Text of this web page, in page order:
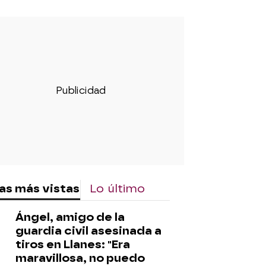
más vistas Lo último
Ángel, amigo de la
guardia civil asesinada a
tiros en Llanes: "Era
maravillosa, no puedo